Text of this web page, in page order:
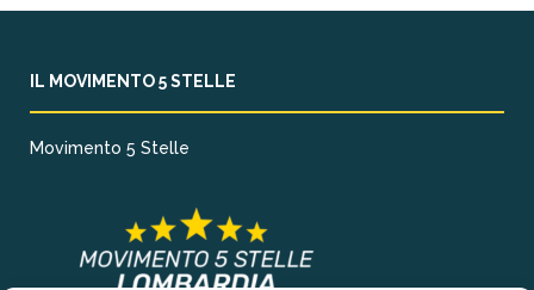
IL MOVIMENTO 5 STELLE
Movimento 5 Stelle